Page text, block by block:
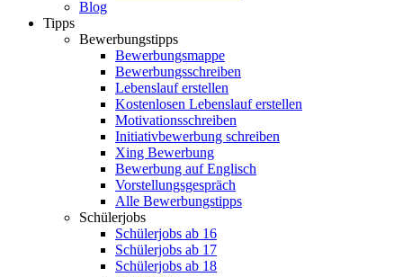
Blog
Tipps
Bewerbungstipps
Bewerbungsmappe
Bewerbungsschreiben
Lebenslauf erstellen
Kostenlosen Lebenslauf erstellen
Motivationsschreiben
Initiativbewerbung schreiben
Xing Bewerbung
Bewerbung auf Englisch
Vorstellungsgespräch
Alle Bewerbungstipps
Schülerjobs
Schülerjobs ab 16
Schülerjobs ab 17
Schülerjobs ab 18